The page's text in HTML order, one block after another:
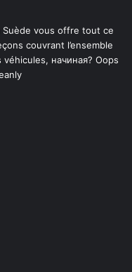
vous offre tout ce
couvrant l’ensemble
начиная? Oops